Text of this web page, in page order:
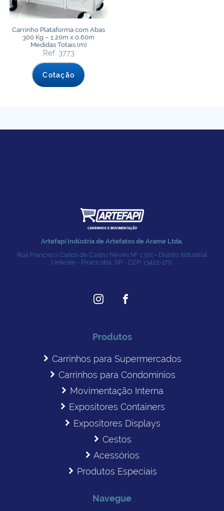
Carrinho Plataforma com Abas
300 Kg – 1.20m x 0.60m
Medidas Totais (m)
Ref. 3773
Cotação
Artefapi Indústria de Artefatos de Arame Ltda.
Rua Francisco Carlos de Castro Neves № 1.301 • Distrito Industrial
Unileste - Piracicaba, SP - CEP: 13422-170.
Produtos
Carrinhos para Supermercados
Carrinhos para Condomínios
Movimentação Interna
Expositores Containers
Expositores Displays
Cestos
Acessórios
Produtos Especiais
Navegue